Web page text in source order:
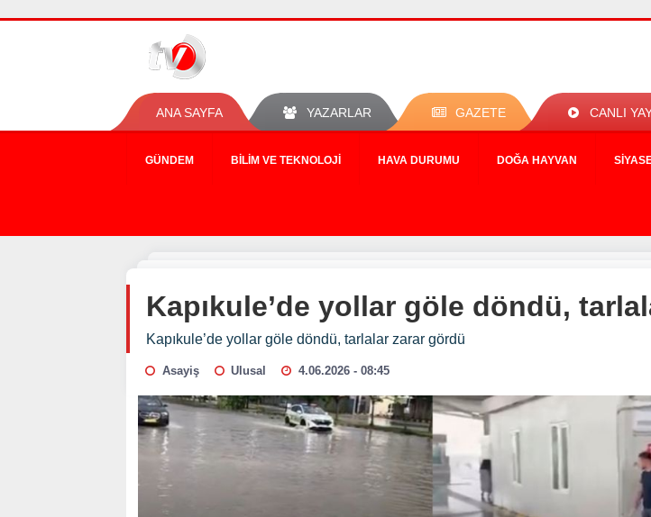
ANA SAYFA YAZARLAR GAZETE CANLI
GÜNDEM BILIM VE TEKNOLOJI HAVA DURUMU DOĞA HAYVAN
Kapıkule’de yollar göle döndü,
Kapıkule’de yollar göle döndü, tarlalar zarar gördü
Asayiş Ulusal 4.06.2026 - 08:45